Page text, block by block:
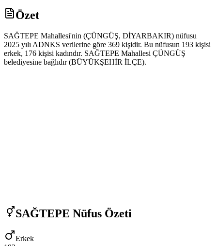
Özet
SAĞTEPE Mahallesi'nin (ÇÜNGÜŞ, DİYARBAKIR) nüfusu
2025 yılı ADNKS verilerine göre 369 kişidir. Bu nüfusun 193 kişisi
erkek, 176 kişisi kadındır. SAĞTEPE Mahallesi ÇÜNGÜŞ
belediyesine bağlıdır (BÜYÜKŞEHİR İLÇE).
SAĞTEPE Nüfus Özeti
Erkek